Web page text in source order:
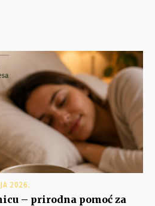
2026.
– prirodna pomoć za